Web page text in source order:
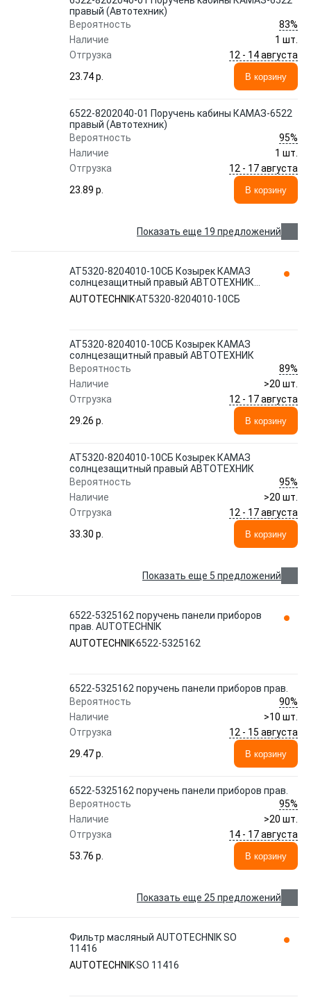
правый (Автотехник)
Вероятность
83%
Наличие
1 шт.
Отгрузка
12 - 14 августа
23.74 p.
В корзину
6522-8202040-01 Поручень кабины КАМАЗ-6522
правый (Автотехник)
Вероятность
95%
Наличие
1 шт.
Отгрузка
12 - 17 августа
23.89 p.
В корзину
Показать еще 19 предложений
АТ5320-8204010-10СБ Козырек КАМАЗ
солнцезащитный правый АВТОТЕХНИК
AUTOTECHNIK
AUTOTECHNIKАТ5320-8204010-10СБ
АТ5320-8204010-10СБ Козырек КАМАЗ
солнцезащитный правый АВТОТЕХНИК
Вероятность
89%
Наличие
>20 шт.
Отгрузка
12 - 17 августа
29.26 p.
В корзину
АТ5320-8204010-10СБ Козырек КАМАЗ
солнцезащитный правый АВТОТЕХНИК
Вероятность
95%
Наличие
>20 шт.
Отгрузка
12 - 17 августа
33.30 p.
В корзину
Показать еще 5 предложений
6522-5325162 поручень панели приборов
прав. AUTOTECHNIK
AUTOTECHNIK6522-5325162
6522-5325162 поручень панели приборов прав.
Вероятность
90%
Наличие
>10 шт.
Отгрузка
12 - 15 августа
29.47 p.
В корзину
6522-5325162 поручень панели приборов прав.
Вероятность
95%
Наличие
>20 шт.
Отгрузка
14 - 17 августа
53.76 p.
В корзину
Показать еще 25 предложений
Фильтр масляный AUTOTECHNIK SO
11416
AUTOTECHNIKSO 11416